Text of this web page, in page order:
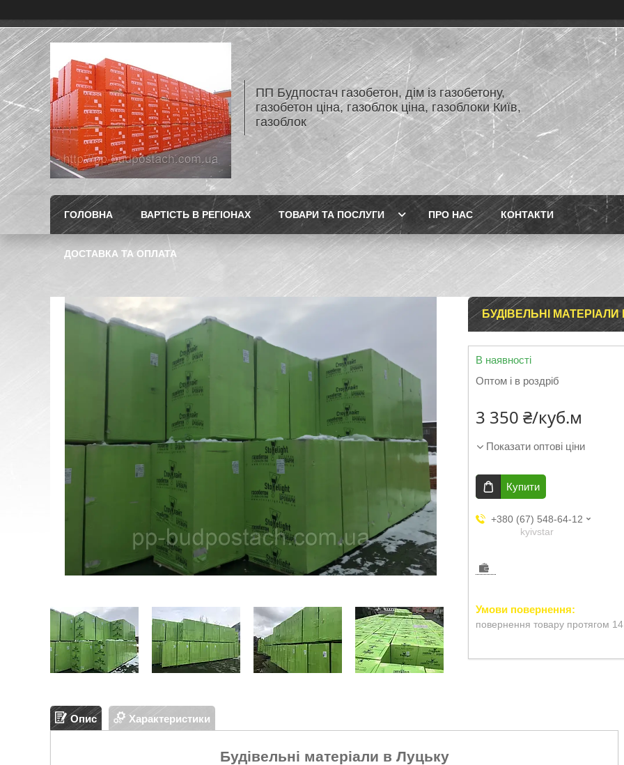
ПП Будпостач газобетон, дім із газобетону,
газобетон ціна, газоблок ціна, газоблоки Київ,
газоблок
ГОЛОВНА ВАРТІСТЬ В РЕГІОНАХ ТОВАРИ ТА ПОСЛУГИ ПРО НАС КОНТАКТИ
ДОСТАВКА ТА ОПЛАТА
БУДІВЕЛЬНІ
В наявності
Оптом і в роздріб
3 350 ₴/куб.м
Показати оптові ціни
Купити
+380 (67) 548-64-12
kyivstar
повернення товару протягом 14
Опис Характеристики
Будівельні матеріали в Луцьку